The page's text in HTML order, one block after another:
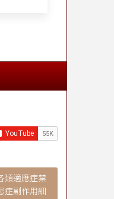
類適應症禁
症副作用細